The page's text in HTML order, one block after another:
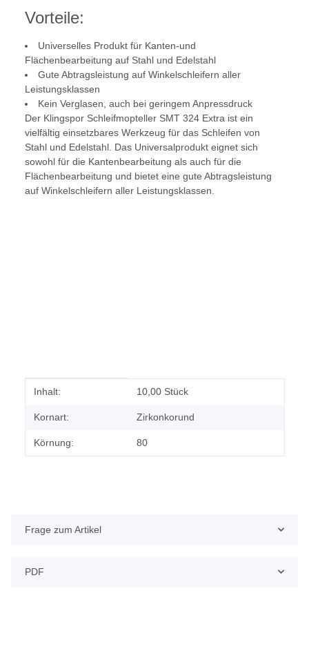
Vorteile:
Universelles Produkt für Kanten-und
Flächenbearbeitung auf Stahl und Edelstahl
Gute Abtragsleistung auf Winkelschleifern aller
Leistungsklassen
Kein Verglasen, auch bei geringem Anpressdruck
Der Klingspor Schleifmopteller SMT 324 Extra ist ein
vielfältig einsetzbares Werkzeug für das Schleifen von
Stahl und Edelstahl. Das Universalprodukt eignet sich
sowohl für die Kantenbearbeitung als auch für die
Flächenbearbeitung und bietet eine gute Abtragsleistung
auf Winkelschleifern aller Leistungsklassen.
Produkteigenschaft
Wert
Inhalt: 10,00 Stück
Kornart: Zirkonkorund
Körnung: 80
Frage zum Artikel
PDF